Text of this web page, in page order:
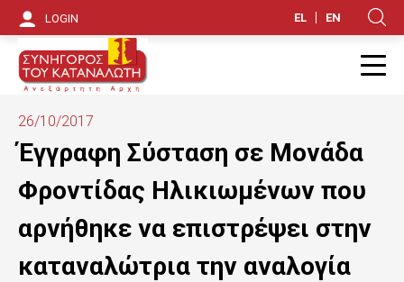
LOGIN EL EN
26/10/2017
Έγγραφη Σύσταση σε Μονάδα
Φροντίδας Ηλικιωμένων που
αρνήθηκε να επιστρέψει στην
καταναλώτρια την αναλογία